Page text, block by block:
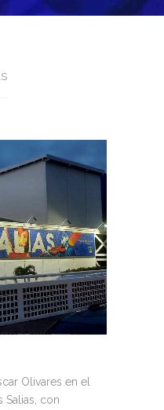
Olivares en el
con